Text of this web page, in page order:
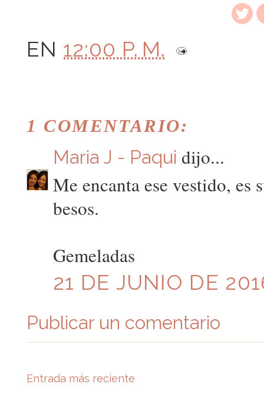
EN 12:00 P. M.
1 COMENTARIO:
Maria J - Paqui dijo...
Me encanta ese vestido, es
besos.
Gemeladas
21 DE JUNIO DE
Publicar un comentario
Entrada más reciente